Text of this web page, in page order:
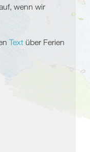
wenn wir
Text über Ferien